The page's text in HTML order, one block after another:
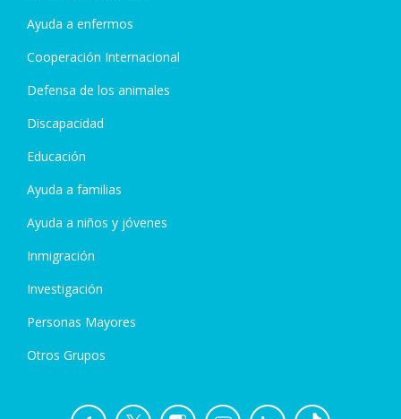
Ayuda a enfermos
Cooperación Internacional
Defensa de los animales
Discapacidad
Educación
Ayuda a familias
Ayuda a niños y jóvenes
Inmigración
Investigación
Personas Mayores
Otros Grupos